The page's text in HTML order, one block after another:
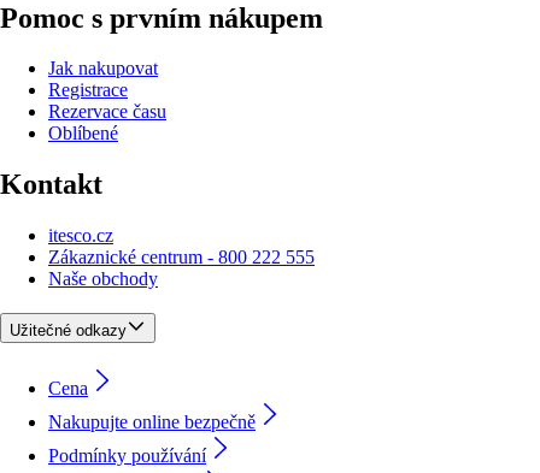
Pomoc s prvním nákupem
Jak nakupovat
Registrace
Rezervace času
Oblíbené
Kontakt
itesco.cz
Zákaznické centrum - 800 222 555
Naše obchody
Užitečné odkazy
Cena
Nakupujte online bezpečně
Podmínky používání